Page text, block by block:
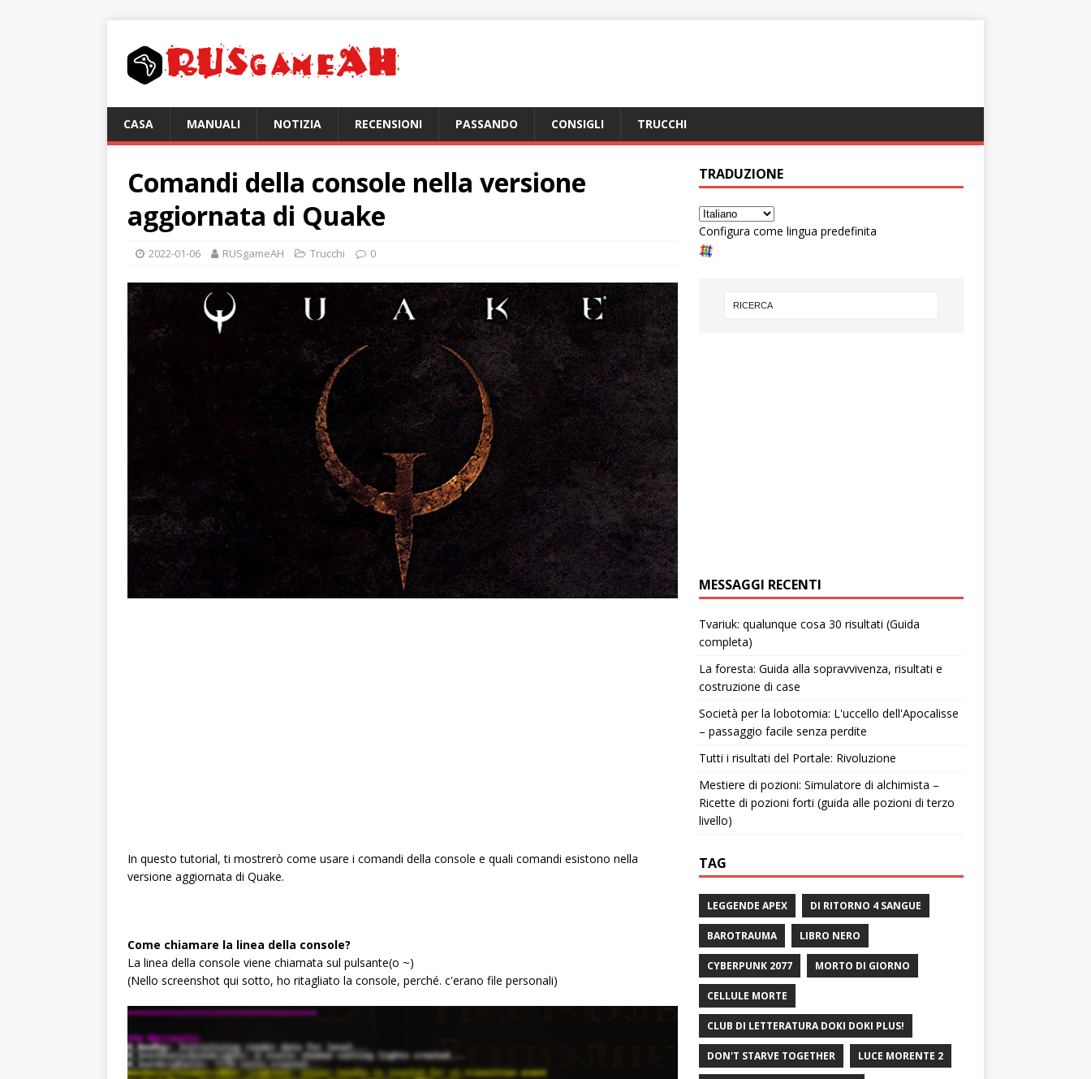
CASA MANUALI NOTIZIA RECENSIONI PASSANDO CONSIGLI TRUCCHI
Comandi della console nella versione
aggiornata di Quake
2022-01-06 RUSgameAH Trucchi 0
In questo tutorial, ti mostrerò come usare i comandi della console e quali comandi esistono nella
versione aggiornata di Quake.
Come chiamare la linea della console?
La linea della console viene chiamata sul pulsante(o ~)
(Nello screenshot qui sotto, ho ritagliato la console, perché. c'erano file personali)
TRADUZIONE
Configura come lingua predefinita
MESSAGGI RECENTI
Tvariuk: qualunque cosa 30 risultati (Guida
completa)
La foresta: Guida alla sopravvivenza, risultati e
costruzione di case
Società per la lobotomia: L'uccello dell'Apocalisse
– passaggio facile senza perdite
Tutti i risultati del Portale: Rivoluzione
Mestiere di pozioni: Simulatore di alchimista –
Ricette di pozioni forti (guida alle pozioni di terzo
livello)
TAG
LEGGENDE APEX DI RITORNO 4 SANGUE
BAROTRAUMA LIBRO NERO
CYBERPUNK 2077 MORTO DI GIORNO
CELLULE MORTE
CLUB DI LETTERATURA DOKI DOKI PLUS!
DON'T STARVE TOGETHER LUCE MORENTE 2